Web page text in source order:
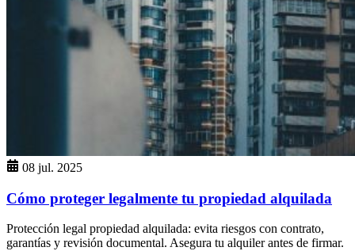
08 jul. 2025
Cómo proteger legalmente tu propiedad alquilada
Protección legal propiedad alquilada: evita riesgos con contrato,
garantías y revisión documental. Asegura tu alquiler antes de firmar.